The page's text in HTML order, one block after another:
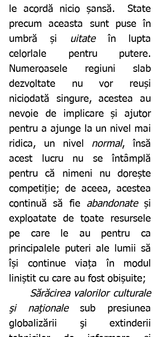
le acordă nicio șansă.  State
precum aceasta sunt puse în
umbră și
uitate în lupta
celorlale pentru putere.
Numeroasele regiuni slab
dezvoltate nu vor reuși
niciodată singure, acestea au
nevoie de implicare și ajutor
pentru a ajunge la un nivel mai
ridica, un nivel normal, însă
acest lucru nu se întâmplă
pentru că nimeni nu dorește
competiție; de aceea, acestea
continuă să fie abandonate și
exploatate de toate resursele
pe care le au pentru ca
principalele puteri ale lumii să
își continue viața în modul
liniștit cu care au fost obișuite;
Sărăcirea valorilor culturale
şi naţionale sub presiunea
globalizării şi extinderii